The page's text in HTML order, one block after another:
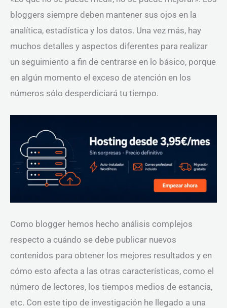
bloggers siempre deben mantener sus ojos en la
analítica, estadística y los datos. Una vez más, hay
muchos detalles y aspectos diferentes para realizar
un seguimiento a fin de centrarse en lo básico, porque
en algún momento el exceso de atención en los
números sólo desperdiciará tu tiempo.
Como blogger hemos hecho análisis complejos
respecto a cuándo se debe publicar nuevos
contenidos para obtener los mejores resultados y en
cómo esto afecta a las otras características, como el
número de lectores, los tiempos medios de estancia,
etc. Con este tipo de investigación he llegado a una